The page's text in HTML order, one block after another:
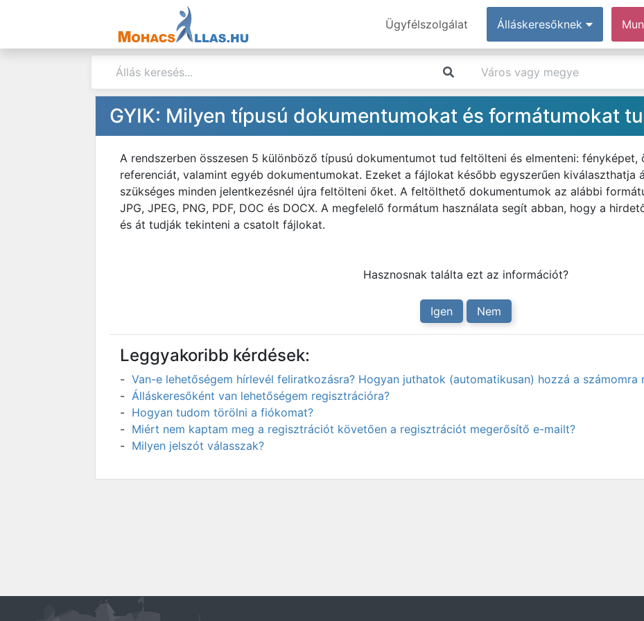
Ügyfélszolgálat Álláskeresőknek
GYIK: Milyen típusú dokumentumokat és formátumokat
A rendszerben összesen 5 különböző típusú dokumentumot tud feltölteni és elmenteni:
referenciát, valamint egyéb dokumentumokat. Ezeket a fájlokat később egyszerűen kiválaszthatja
szükséges minden jelentkezésnél újra feltölteni őket. A feltölthető dokumentumok az alábbi
JPG, JPEG, PNG, PDF, DOC és DOCX. A megfelelő formátum használata segít abban, hogy a
és át tudják tekinteni a csatolt fájlokat.
Hasznosnak találta ezt az információt?
Igen Nem
Leggyakoribb kérdések:
Van-e lehetőségem hírlevél feliratkozásra? Hogyan juthatok (automatikusan) hozzá a számomra
Álláskeresőként van lehetőségem regisztrációra?
Hogyan tudom törölni a fiókomat?
Miért nem kaptam meg a regisztrációt követően a regisztrációt megerősítő e-mailt?
Milyen jelszót válasszak?